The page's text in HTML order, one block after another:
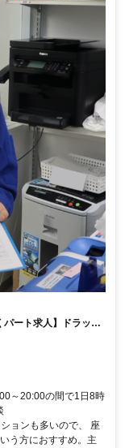
ート求人】ドラッグ
～20:00の間で1日8時
ョンも多いので、 座
う方におすすめ。主